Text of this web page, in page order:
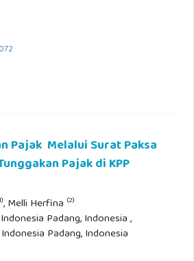
Pajak Melalui Surat Paksa
Pajak di KPP
, Melli Herfina (2)
Padang, Indonesia ,
Padang, Indonesia